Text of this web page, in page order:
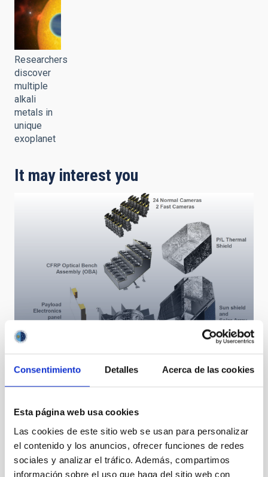
Consentimiento Detalles Acerca de las cookies
Esta página web usa cookies
Las cookies de este sitio web se usan para personalizar
el contenido y los anuncios, ofrecer funciones de redes
sociales y analizar el tráfico. Además, compartimos
información sobre el uso que haga del sitio web con
Researchers
discover
multiple
alkali
metals in
unique
exoplanet
It may interest you
PLATO